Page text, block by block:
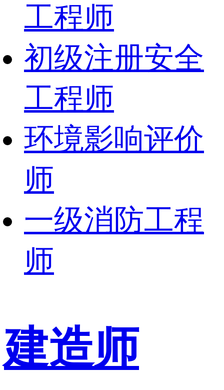
工程师
初级注册安全
工程师
环境影响评价
师
一级消防工程
师
建造师